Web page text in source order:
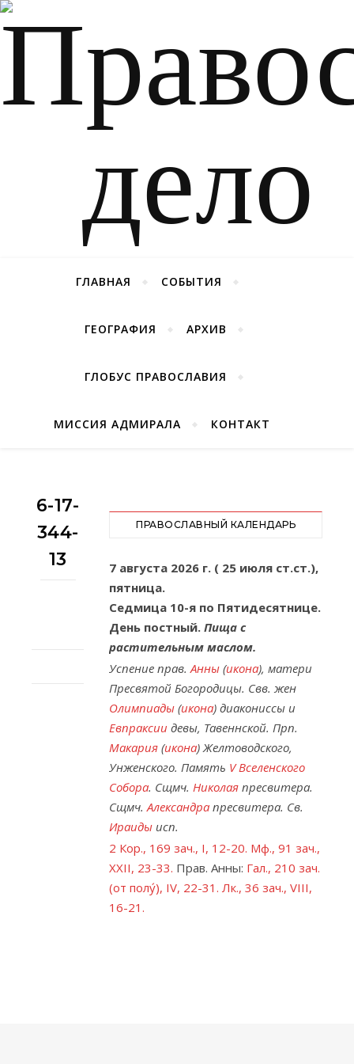
ГЛАВНАЯ СОБЫТИЯ
ГЕОГРАФИЯ АРХИВ
ГЛОБУС ПРАВОСЛАВИЯ
МИССИЯ АДМИРАЛА КОНТАКТ
6-17-
344-
13
ПРАВОСЛАВНЫЙ КАЛЕНДАРЬ
7 августа 2026 г. ( 25 июля ст.ст.),
пятница.
Седмица 10-я по Пятидесятнице.
День постный. Пища с
растительным маслом.
Успение прав.Анны (икона), матери
Пресвятой Богородицы. Свв. жен
Олимпиады (икона) диакониссы и
Евпраксии девы, Тавеннской. Прп.
Макария (икона) Желтоводского,
Унженского. Память V Вселенского
Собора. Сщмч. Николая пресвитера.
Сщмч.Александра пресвитера. Св.
Ираиды исп.
2 Кор., 169 зач., I, 12-20. Мф., 91 зач.,
XXII, 23-33. Прав. Анны: Гал., 210 зач.
(от полу́), IV, 22-31. Лк., 36 зач., VIII,
16-21.